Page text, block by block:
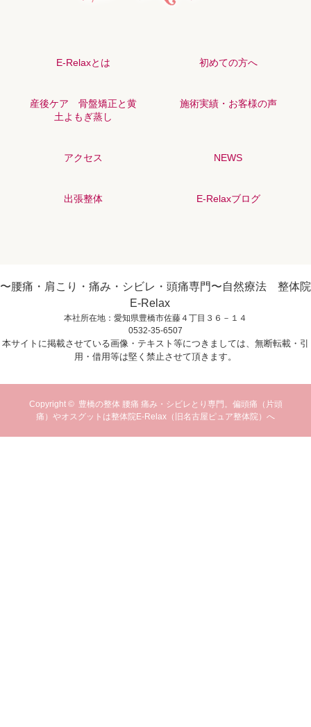
E-Relaxとは 初めての方へ
産後ケア 骨盤矯正と黄
土よもぎ蒸し
施術実績・お客様の声
アクセス NEWS
出張整体 E-Relaxブログ
〜腰痛・肩こり・痛み・シビレ・頭痛専門〜自然療法 整体院
E-Relax
本社所在地：愛知県豊橋市佐藤４丁目３６－１４
0532-35-6507
本サイトに掲載させている画像・テキスト等につきましては、無断転載・引
用・借用等は堅く禁止させて頂きます。
Copyright © 豊橋の整体 腰痛 痛み・シビレとり専門。偏頭痛（片頭
痛）やオスグットは整体院E-Relax（旧名古屋ピュア整体院）へ